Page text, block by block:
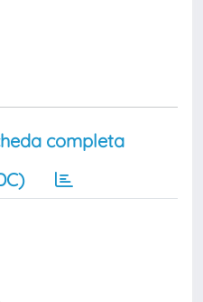
completa